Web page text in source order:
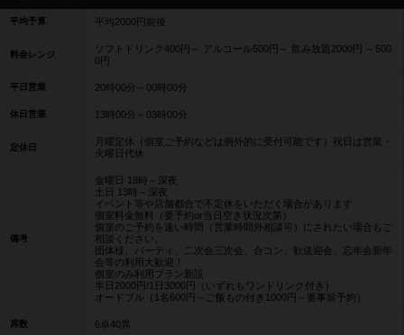
平均予算 平均2000円前後
料金レンジ
ソフトドリンク400円～ アルコール500円～ 飲み放題2000円 ～500
0円
平日営業 20時00分～00時00分
休日営業 13時00分～03時00分
定休日
月曜定休（個室ご予約などは例外的に受付可能です）祝日は営業・
火曜日代休
備考
金曜日 18時～深夜
土日 13時～深夜
イベント等や店舗都合で不定休をいただく場合があります
個室料金無料（要予約or当日空き状況次第）
個室のご予約を速い時間（営業時間外相談可）にされたい場合もご
相談ください。
団体様、パーティ、二次会三次会、合コン、歓送迎会、忘年会新年
会等の利用大歓迎！
個室のみ利用プラン新設
半日2000円/1日3000円（いずれもワンドリンク付き）
オードブル（1名600円～ご飯もの付き1000円～要事前予約）
席数 6卓40席